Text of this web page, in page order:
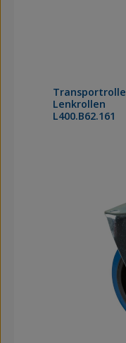
Transportrolle
Lenkrollen
L400.B62.161